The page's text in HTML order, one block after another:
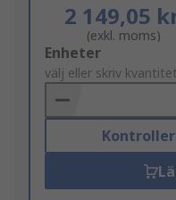
2 149,05
(exkl. moms)
Add
to
Basket
Enheter
välj eller skriv kvantitet